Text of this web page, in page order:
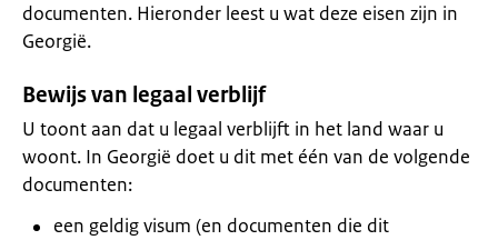
documenten. Hieronder leest u wat deze eisen zijn in
Georgië.
Bewijs van legaal verblijf
U toont aan dat u legaal verblijft in het land waar u
woont. In Georgië doet u dit met één van de volgende
documenten:
een geldig visum (en documenten die dit